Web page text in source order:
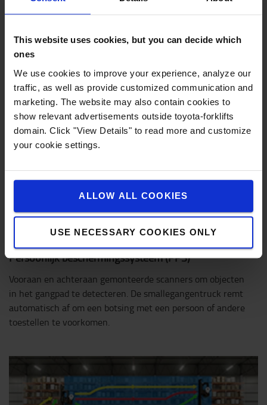
This website uses cookies, but you can decide which
ones
We use cookies to improve your experience, analyze our
traffic, as well as provide customized communication and
marketing. The website may also contain cookies to
show relevant advertisements outside toyota-forklifts
domain. Click "View Details" to read more and customize
your cookie settings.
ALLOW ALL COOKIES
USE NECESSARY COOKIES ONLY
aandrijfeenheden een een laag gewicht.
Persoonlijk beschermingssysteem (PPS)
Vooraan en achteraan gemonteerde scanners om objecten
in het gangpad te detecteren. De smallegangentruck remt
automatisch af om een botsing met een persoon of andere
toestellen te voorkomen.